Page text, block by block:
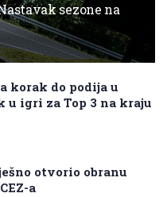
sezone na
korak do podija u
u igri za Top 3 na kraju
otvorio obranu
a